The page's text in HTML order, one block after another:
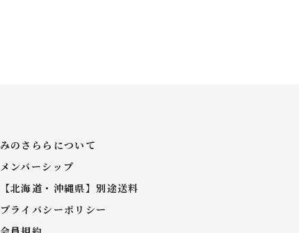
みのさららについて
メンバーシップ
【北海道・沖縄県】別途送料
プライバシーポリシー